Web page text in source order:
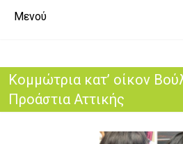
Μενού
Κομμώτρια κατ’ οίκον
Προάστια Αττικής